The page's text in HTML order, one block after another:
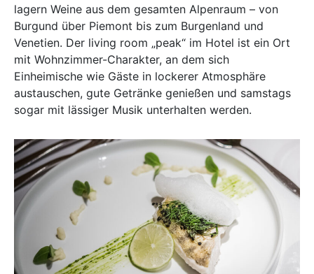
lagern Weine aus dem gesamten Alpenraum – von
Burgund über Piemont bis zum Burgenland und
Venetien. Der living room „peak“ im Hotel ist ein Ort
mit Wohnzimmer-Charakter, an dem sich
Einheimische wie Gäste in lockerer Atmosphäre
austauschen, gute Getränke genießen und samstags
sogar mit lässiger Musik unterhalten werden.